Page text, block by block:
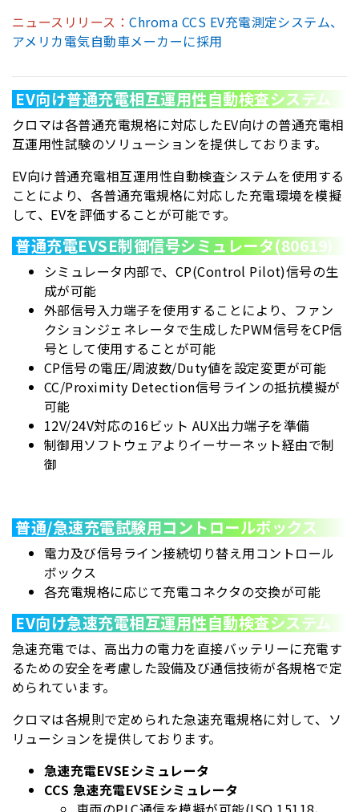
ニュースリリース：Chroma CCS EV充電測定システム、
アメリカ電気自動車メーカーに採用
EV向け普通充電相互運用性自動検査システム
クロマは各普通充電規格に対応したEV向けの普通充電相
互運用性試験のソリューションを提供しております。
EV向け普通充電相互運用性自動検査システムを使用する
ことにより、各普通充電規格に対応した充電環境を模擬
して、EVを評価することが可能です。
普通充電EVSE制御信号シミュレータ(80619)
シミュレータ内部で、CP(Control Pilot)信号の生
成が可能
外部信号入力端子を使用することにより、ファン
クションジェネレータで生成したPWM信号をCP信
号として使用することが可能
CP信号の電圧/周波数/Duty値を設定変更が可能
CC/Proximity Detection信号ラインの抵抗模擬が
可能
12V/24V対応の16ビット AUX出力端子を準備
制御用ソフトウェアよりイーサーネット経由で制
御
普通/急速充電試験用コントロールボックス
電力及び信号ライン接続切り替え用コントロール
ボックス
各充電規格に応じて充電コネクタの交換が可能
EV向け急速充電相互運用性自動検査システム
急速充電では、高出力の電力を直接バッテリーに充電す
るための安全を考慮した設備及び通信技術が各規格で定
められています。
クロマは各規則で定められた急速充電規格に対して、ソ
リューションを提供しております。
急速充電EVSEシミュレータ
CCS 急速充電EVSEシミュレータ